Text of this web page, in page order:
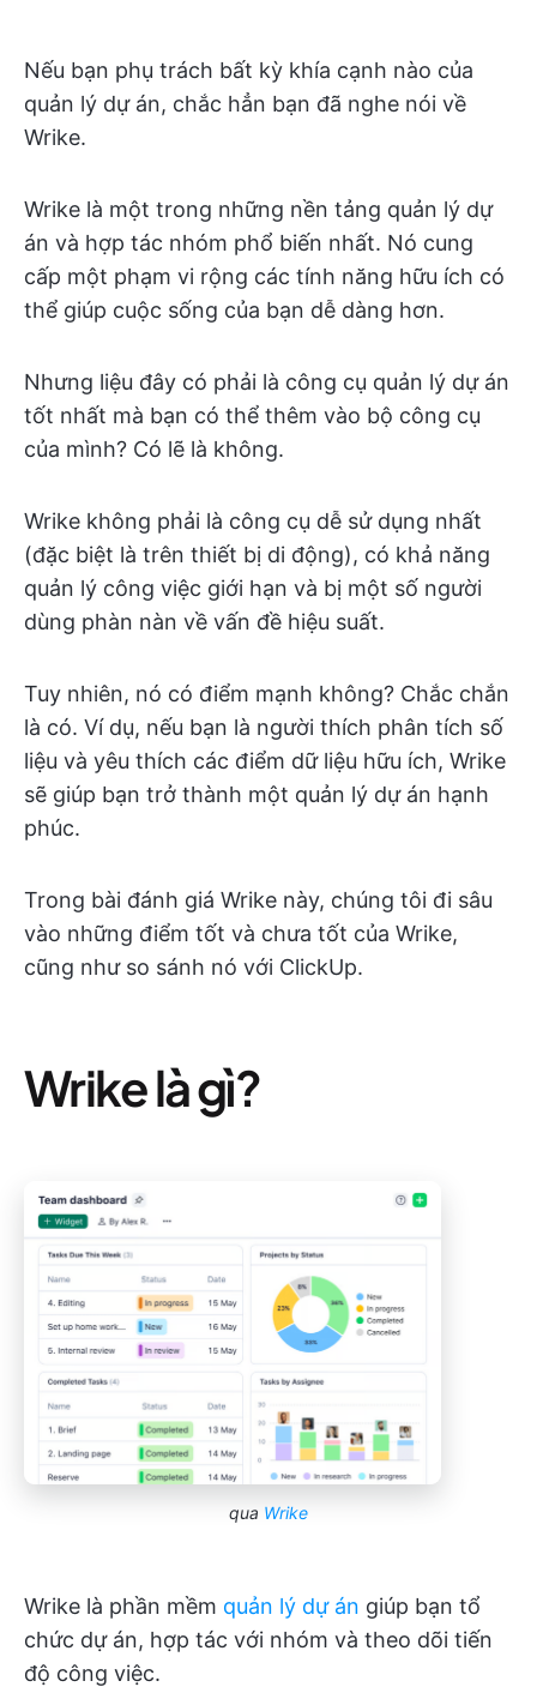
Nếu bạn phụ trách bất kỳ khía cạnh nào của
quản lý dự án, chắc hẳn bạn đã nghe nói về
Wrike.
Wrike là một trong những nền tảng quản lý dự
án và hợp tác nhóm phổ biến nhất. Nó cung
cấp một phạm vi rộng các tính năng hữu ích có
thể giúp cuộc sống của bạn dễ dàng hơn.
Nhưng liệu đây có phải là công cụ quản lý dự án
tốt nhất mà bạn có thể thêm vào bộ công cụ
của mình? Có lẽ là không.
Wrike không phải là công cụ dễ sử dụng nhất
(đặc biệt là trên thiết bị di động), có khả năng
quản lý công việc giới hạn và bị một số người
dùng phàn nàn về vấn đề hiệu suất.
Tuy nhiên, nó có điểm mạnh không? Chắc chắn
là có. Ví dụ, nếu bạn là người thích phân tích số
liệu và yêu thích các điểm dữ liệu hữu ích, Wrike
sẽ giúp bạn trở thành một quản lý dự án hạnh
phúc.
Trong bài đánh giá Wrike này, chúng tôi đi sâu
vào những điểm tốt và chưa tốt của Wrike,
cũng như so sánh nó với ClickUp.
Wrike là gì?
qua Wrike
Wrike là phần mềm quản lý dự án giúp bạn tổ
chức dự án, hợp tác với nhóm và theo dõi tiến
độ công việc.